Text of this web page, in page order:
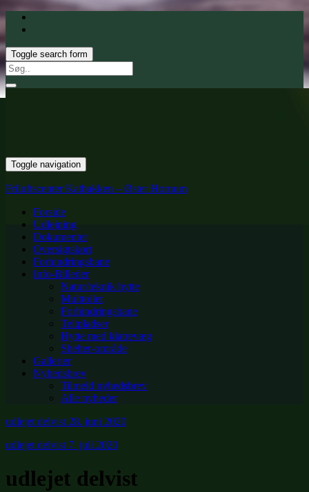
Toggle search form
Search
for:
Toggle navigation
Friluftscenter Katbakken – Øster Hornum
Forside
Udlejning
Dokumenter
Oversigtskort
Forhindringsbane
Info-Billeder
Natur/teknik hytte
Multtoilet
Forhindringsbane
Teltpladser
Hytte med klatrevæg
Shelter-område
Gallerier
Nyhedsbrev
Tilmeld nyhedsbrev
Alle nyheder
udlejet delvist 28. juni 2020
udlejet delvist 7. juli 2020
udlejet delvist